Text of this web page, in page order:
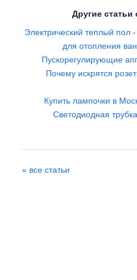
Другие статьи
Электрический теплый пол
для отопления
Пускорегулирующие
Почему искрятся
Купить лампочки в
Светодиодная
« все статьи